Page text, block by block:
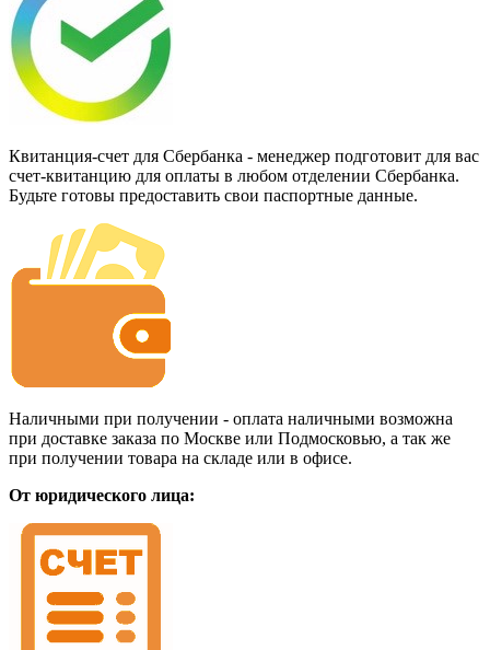
Квитанция-счет для Сбербанка - менеджер подготовит для вас
счет-квитанцию для оплаты в любом отделении Сбербанка.
Будьте готовы предоставить свои паспортные данные.
Наличными при получении - оплата наличными возможна
при доставке заказа по Москве или Подмосковью, а так же
при получении товара на складе или в офисе.
От юридического лица: